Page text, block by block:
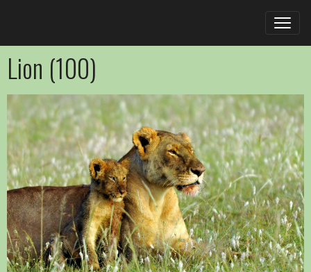
Lion (100)